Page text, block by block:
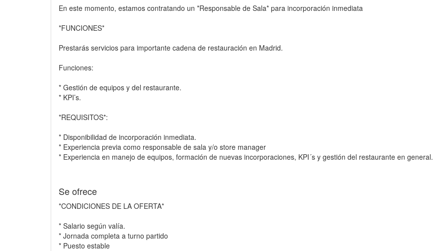
En este momento, estamos contratando un *Responsable de Sala* para incorporación inmediata
*FUNCIONES*
Prestarás servicios para importante cadena de restauración en Madrid.
Funciones:
* Gestión de equipos y del restaurante.
* KPI’s.
*REQUISITOS*:
* Disponibilidad de incorporación inmediata.
* Experiencia previa como responsable de sala y/o store manager
* Experiencia en manejo de equipos, formación de nuevas incorporaciones, KPI´s y gestión del restaurante en general.
Se ofrece
*CONDICIONES DE LA OFERTA*
* Salario según valía.
* Jornada completa a turno partido
* Puesto estable